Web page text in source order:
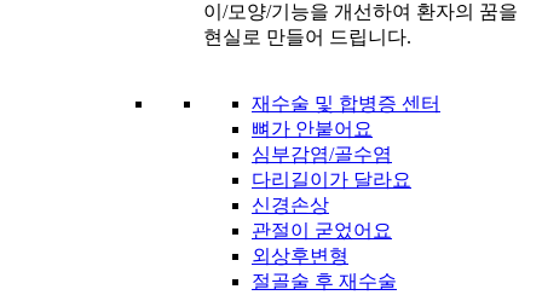
이/모양/기능을 개선하여 환자의 꿈을
현실로 만들어 드립니다.
재수술 및 합병증 센터
뼈가 안붙어요
심부감염/골수염
다리길이가 달라요
신경손상
관절이 굳었어요
외상후변형
절골술 후 재수술